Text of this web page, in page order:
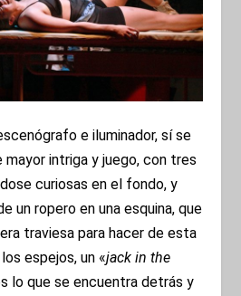
e iluminador, sí se
mayor intriga y juego, con tres
curiosas en el fondo, y
un ropero en una esquina, que
traviesa para hacer de esta
espejos, un «jack in the
lo que se encuentra detrás y